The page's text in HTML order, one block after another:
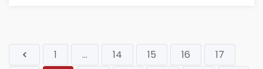
1 ... 14 15 16
17